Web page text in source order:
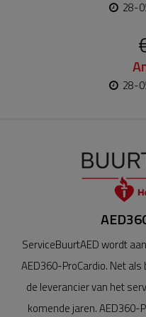
28-
28-
ServiceBuurtAED wordt
AED360-ProCardio. Net
de leverancier van het
komende jaren. AED360-